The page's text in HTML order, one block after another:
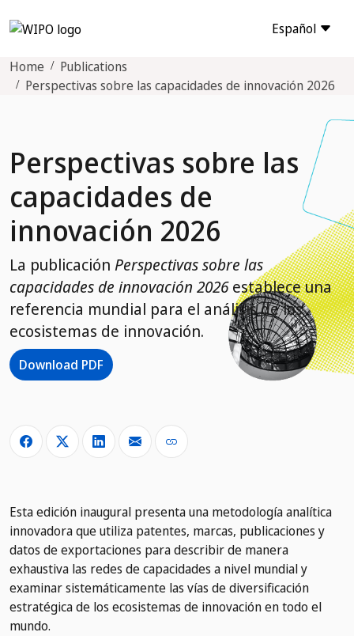
Español
Home
Publications
Perspectivas sobre las capacidades de innovación 2026
Perspectivas sobre las
capacidades de
innovación 2026
La publicación Perspectivas sobre las
capacidades de innovación 2026establece una
referencia mundial para el análisis de los
ecosistemas de innovación.
Download PDF
Esta edición inaugural presenta una metodología analítica
innovadora que utiliza patentes, marcas, publicaciones y
datos de exportaciones para describir de manera
exhaustiva las redes de capacidades a nivel mundial y
examinar sistemáticamente las vías de diversificación
estratégica de los ecosistemas de innovación en todo el
mundo.